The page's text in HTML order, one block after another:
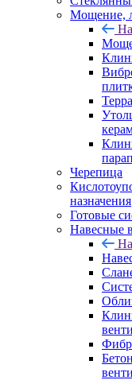
Мощение,
Черепица
назначения
Готовые
Навесные